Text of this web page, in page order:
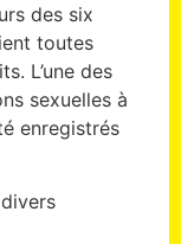
des six
toutes
L’une des
sexuelles à
enregistrés